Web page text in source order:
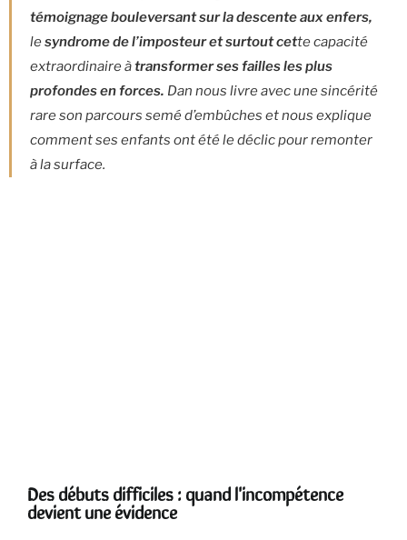
témoignage bouleversant sur la descente aux enfers,
lesyndrome de l’imposteur et surtout cette capacité
extraordinaire àtransformer ses failles les plus
profondes en forces. Dan nous livre avec une sincérité
rare son parcours semé d’embûches et nous explique
comment ses enfants ont été le déclic pour remonter
à la surface.
Des débuts difficiles : quand l'incompétence
devient une évidence